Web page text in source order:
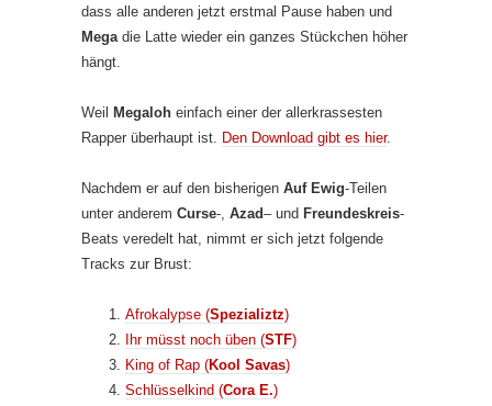
dass alle anderen jetzt erstmal Pause haben und
Megadie Latte wieder ein ganzes Stückchen höher
hängt.
Weil Megaloh einfach einer der allerkrassesten
Rapper überhaupt ist. Den Download gibt es hier.
Nachdem er auf den bisherigen Auf Ewig-Teilen
unter anderem Curse-, Azad– und Freundeskreis-
Beats veredelt hat, nimmt er sich jetzt folgende
Tracks zur Brust:
Afrokalypse (Spezializtz)
Ihr müsst noch üben (STF)
King of Rap (Kool Savas)
Schlüsselkind (Cora E.)